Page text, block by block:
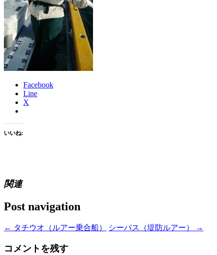
Facebook
Line
X
いいね:
関連
Post navigation
← タチウオ（ルアー乗合船） シーバス（堤防ルアー） →
コメントを残す